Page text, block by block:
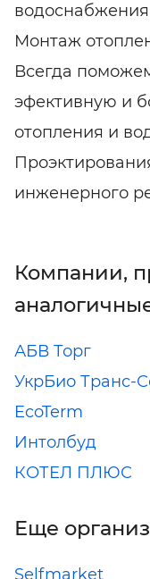
Монтаж
Всегда
эфективную и
отопления и
инженерного
Компании,
АБВ Торг
УкрБио Транс-
EcoTerm
Интолбуд
КОТЕЛ ПЛЮС
Еще
Selfmarket